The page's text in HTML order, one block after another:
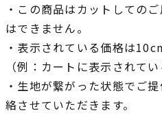
・この商品はカットしての
はできません。
・表示されている価格は
（例：カートに表示されて
・生地が繋がった状態でご
絡させていただきます。